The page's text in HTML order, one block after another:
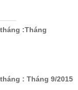
:Tháng
: Tháng 9/2015